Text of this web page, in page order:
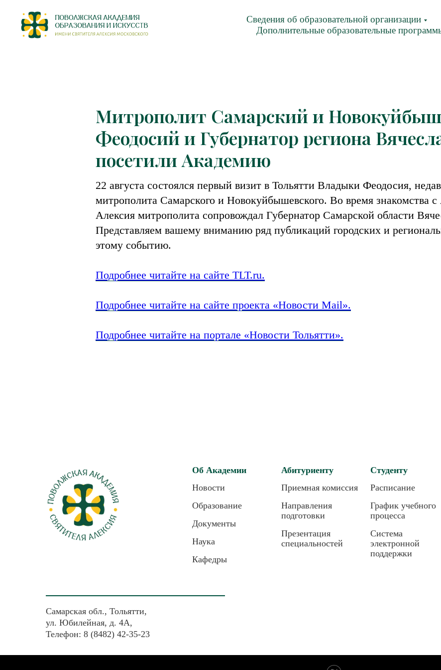
Сведения об образовательной организации
Дополнительные образовательные
Митрополит Самарский и
Феодосий и Губернатор региона
посетили Академию
22 августа состоялся первый визит в Тольятти Владыки Феодосия,
митрополита Самарского и Новокуйбышевского. Во время знакомства
Алексия митрополита сопровождал Губернатор Самарской области
Представляем вашему вниманию ряд публикаций городских и
этому событию.
Подробнее читайте на сайте TLT.ru.
Подробнее читайте на сайте проекта «Новости Mail».
Подробнее читайте на портале «Новости Тольятти».
Об Академии
Новости
Образование
Документы
Наука
Кафедры
Абитуриенту
Приемная комиссия
Направления
подготовки
Презентация
специальностей
Студенту
Расписание
График учебного
процесса
Система
электронной
поддержки
Самарская обл., Тольятти,
ул. Юбилейная, д. 4А,
Телефон: 8 (8482) 42-35-23